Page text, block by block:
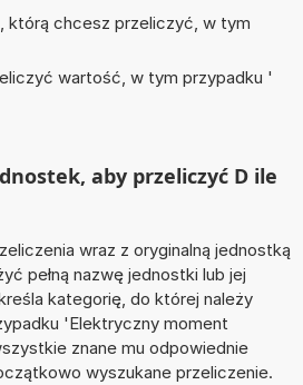
którą chcesz przeliczyć, w tym
wartość, w tym przypadku '
aby przeliczyć D ile
wraz z oryginalną jednostką
pełną nazwę jednostki lub jej
kategorię, do której należy
'Elektryczny moment
znane mu odpowiednie
wyszukane przeliczenie.